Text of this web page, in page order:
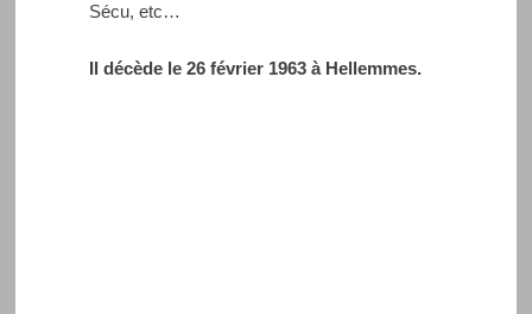
Sécu, etc…
Il décède le 26 février 1963 à Hellemmes.